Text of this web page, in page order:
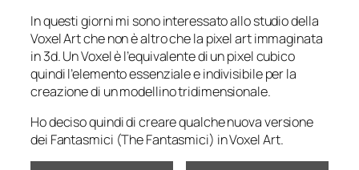
In questi giorni mi sono interessato allo studio della
Voxel Art che non è altro che la pixel art immaginata
in 3d. Un Voxel è l’equivalente di un pixel cubico
quindi l’elemento essenziale e indivisibile per la
creazione di un modellino tridimensionale.
Ho deciso quindi di creare qualche nuova versione
dei Fantasmici (The Fantasmici) in Voxel Art.